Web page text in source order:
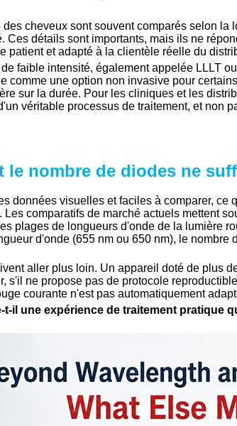
cheveux sont souvent comparés selon
Ces détails sont importants, mais ils ne
patient et adapté à la clientèle réelle du
faible intensité, également appelée LLLT
comme une option non invasive pour
sur la durée. Pour les cliniques et les
véritable processus de traitement, et non
nombre de diodes ne
données visuelles et faciles à comparer,
comparatifs de marché actuels mettent
plages de longueurs d'onde de la lumière
d'onde (655 nm ou 650 nm), le
aller plus loin. Un appareil doté de plus
s'il ne propose pas de protocole
courante n'est pas automatiquement
t-il une expérience de traitement